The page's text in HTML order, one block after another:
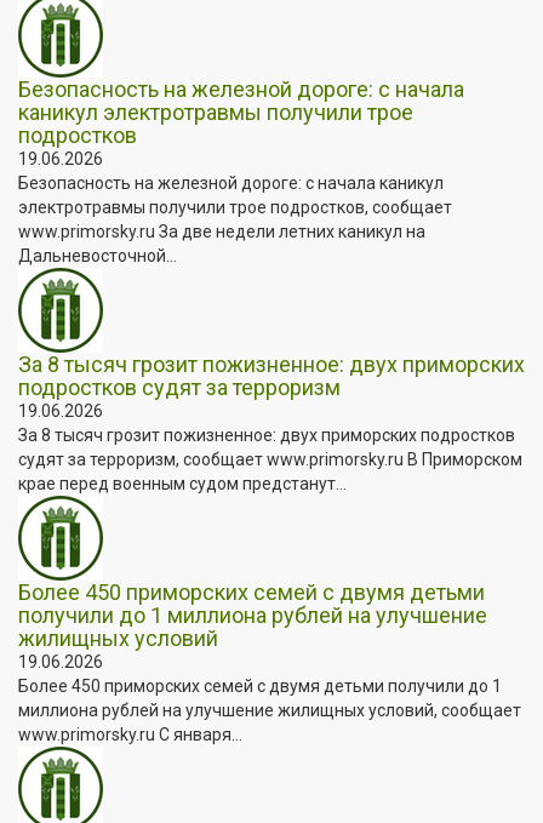
Безопасность на железной дороге: с начала
каникул электротравмы получили трое
подростков
19.06.2026
Безопасность на железной дороге: с начала каникул
электротравмы получили трое подростков, сообщает
www.primorsky.ru За две недели летних каникул на
Дальневосточной...
За 8 тысяч грозит пожизненное: двух приморских
подростков судят за терроризм
19.06.2026
За 8 тысяч грозит пожизненное: двух приморских подростков
судят за терроризм, сообщает www.primorsky.ru В Приморском
крае перед военным судом предстанут...
Более 450 приморских семей с двумя детьми
получили до 1 миллиона рублей на улучшение
жилищных условий
19.06.2026
Более 450 приморских семей с двумя детьми получили до 1
миллиона рублей на улучшение жилищных условий, сообщает
www.primorsky.ru С января...